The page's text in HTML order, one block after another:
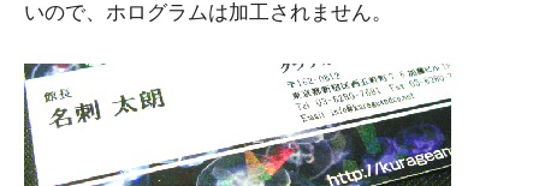
いので、ホログラムは加工されません。